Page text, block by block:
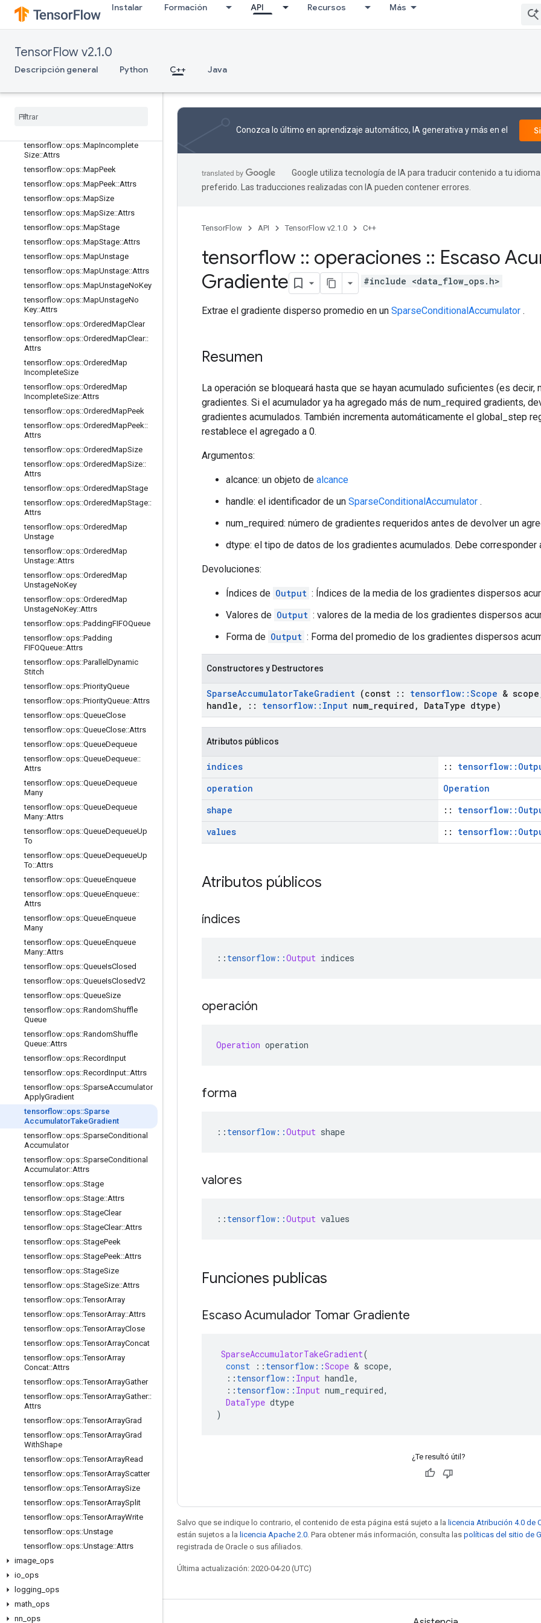
Instalar Formación API Recursos Más
TensorFlow v2.1.0
Descripción general Python C++ Java
tensorflow::ops::FIFOQueue
tensorflow::ops::GetSessionHandle
tensorflow::ops::MapClear
tensorflow
tensorflow::ops::MapIncomplete
Size::Attrs
tensorflow::ops::MapPeek
tensorflow::ops::MapPeek::Attrs
tensorflow::ops::MapSize
tensorflow::ops::MapSize::Attrs
tensorflow::ops::MapStage
tensorflow::ops::MapStage::Attrs
tensorflow::ops::MapUnstage
tensorflow::ops::MapUnstage::Attrs
tensorflow::ops::MapUnstageNoKey
tensorflow::ops::MapUnstageNo
Key::Attrs
tensorflow::ops::OrderedMapClear
tensorflow::ops::OrderedMapClear::
Attrs
tensorflow::ops::OrderedMap
IncompleteSize
tensorflow::ops::OrderedMap
IncompleteSize::Attrs
tensorflow::ops::OrderedMapPeek
tensorflow::ops::OrderedMapPeek::
Attrs
tensorflow::ops::OrderedMapSize
tensorflow::ops::OrderedMapSize::
Attrs
tensorflow::ops::OrderedMapStage
tensorflow::ops::OrderedMapStage::
Attrs
tensorflow::ops::OrderedMap
Unstage
tensorflow::ops::OrderedMap
Unstage::Attrs
tensorflow::ops::OrderedMap
UnstageNoKey
tensorflow::ops::OrderedMap
UnstageNoKey::Attrs
tensorflow::ops::PaddingFIFOQueue
tensorflow::ops::Padding
FIFOQueue::Attrs
tensorflow::ops::Parallel Dynamic
Stitch
tensorflow::ops::PriorityQueue
tensorflow::ops::PriorityQueue::Attrs
tensorflow::ops::QueueClose
tensorflow::ops::QueueClose::Attrs
tensorflow::ops::QueueDequeue
tensorflow::ops::QueueDequeue::
Attrs
tensorflow::ops::QueueDequeue
Many
tensorflow::ops::QueueDequeue
Many::Attrs
tensorflow::ops::QueueDequeueUp
To
tensorflow::ops::QueueDequeueUp
To::Attrs
tensorflow::ops::QueueEnqueue
tensorflow::ops::QueueEnqueue::
Attrs
tensorflow::ops::QueueEnqueue
Many
tensorflow::ops::QueueEnqueue
Many::Attrs
tensorflow::ops::QueueIsClosed
tensorflow::ops::QueueIsClosedV2
tensorflow::ops::QueueSize
tensorflow::ops::RandomShuffle
Queue
tensorflow::ops::RandomShuffle
Queue::Attrs
tensorflow::ops::RecordInput
tensorflow::ops::RecordInput::Attrs
tensorflow::ops::SparseAccumulator
ApplyGradient
tensorflow::ops::Sparse
AccumulatorTakeGradient
tensorflow::ops::SparseConditional
Accumulator
tensorflow::ops::SparseConditional
Accumulator::Attrs
tensorflow::ops::Stage
tensorflow::ops::Stage::Attrs
tensorflow::ops::StageClear
tensorflow::ops::StageClear::Attrs
tensorflow::ops::StagePeek
tensorflow::ops::StagePeek::Attrs
tensorflow::ops::StageSize
tensorflow::ops::StageSize::Attrs
tensorflow::ops::TensorArray
tensorflow::ops::TensorArray::Attrs
tensorflow::ops::TensorArrayClose
tensorflow::ops::TensorArrayConcat
tensorflow::ops::TensorArray
Concat::Attrs
tensorflow::ops::TensorArrayGather
tensorflow::ops::TensorArrayGather::
Attrs
tensorflow::ops::TensorArrayGrad
tensorflow::ops::TensorArrayGrad
WithShape
tensorflow::ops::TensorArrayRead
tensorflow::ops::TensorArrayScatter
tensorflow::ops::TensorArraySize
tensorflow::ops::TensorArraySplit
tensorflow::ops::TensorArrayWrite
tensorflow::ops::Unstage
tensorflow::ops::Unstage::Attrs
image ops
io ops
logging ops
math ops
nn ops
Conozca lo último en aprendizaje automático, IA generativa y más en el
Google utiliza tecnología de IA para traducir contenido a tu idioma
preferido. Las traducciones realizadas con IA pueden contener errores.
TensorFlow API TensorFlow v2.1.0 C++
tensorflow :: operaciones :: Escaso
Gradiente
#include <data_flow_ops.h>
Extrae el gradiente disperso promedio en un SparseConditionalAccumulator .
Resumen
La operación se bloqueará hasta que se hayan acumulado suficientes (es decir,
gradientes. Si el acumulador ya ha agregado más de num_required gradients,
gradientes acumulados. También incrementa automáticamente el global_step
restablece el agregado a 0.
Argumentos:
alcance: un objeto de alcance
handle: el identificador de un SparseConditionalAccumulator .
num_required: número de gradientes requeridos antes de devolver un
dtype: el tipo de datos de los gradientes acumulados. Debe corresponder
Devoluciones:
Índices de Output : Índices de la media de los gradientes dispersos
Valores de Output : valores de la media de los gradientes dispersos
Forma de Output : Forma del promedio de los gradientes dispersos
Constructores y Destructores
SparseAccumulatorTakeGradient (const :: tensorflow::Scope & scope
handle , :: tensorflow:: Input num required , DataType dtype)
Atributos públicos
indices ::
operation
Operation
shape
::
values
::
Atributos públicos
índices
:: tensorflow ::Output indices
operación
Operation operation
forma
:: tensorflow ::Output shape
valores
:: tensorflow ::Output values
Funciones publicas
Escaso Acumulador Tomar Gradiente
SparseAccumulatorTakeGradient(
const
:: tensorflow ::Scope & scope,
:: tensorflow :: Input handle,
:: tensorflow :: Input num_required,
DataType dtype
)
¿Te resultó útil?
Salvo que se indique lo contrario, el contenido de esta página está sujeto a la licencia Atribución 4.0 de
están sujetos a la licencia Apache 2.0 . Para obtener más información, consulta las políticas del sitio de
registrada de Oracle o sus afiliados.
Última actualización: 2020-04-20 (UTC)